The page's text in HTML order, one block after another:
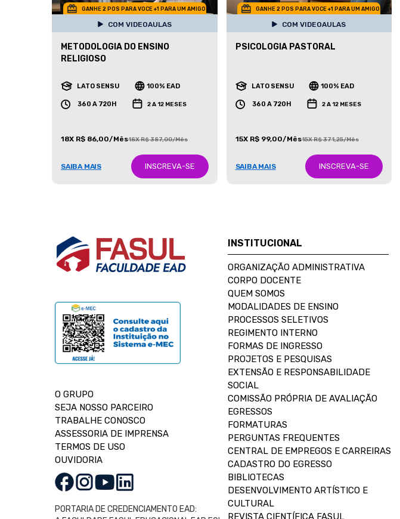
GANHE 2 POS PARA VOCE +1 PARA UM AMIGO
COM VIDEOAULAS
METODOLOGIA DO ENSINO
RELIGIOSO
LATO SENSU 100% EAD
360 A 720H 2 A 12 MESES
18X R$ 86,00/Mês18X R$ 387,00/Mês
SAIBA MAIS INSCREVA-SE
GANHE 2 POS PARA VOCE +1 PARA UM AMIGO
COM VIDEOAULAS
PSICOLOGIA PASTORAL
LATO SENSU 100% EAD
360 A 720H 2 A 12 MESES
15X R$ 99,00/Mês15X R$ 371,25/Mês
SAIBA MAIS INSCREVA-SE
O GRUPO
SEJA NOSSO PARCEIRO
TRABALHE CONOSCO
ASSESSORIA DE IMPRENSA
TERMOS DE USO
OUVIDORIA
PORTARIA DE CREDENCIAMENTO EAD:
INSTITUCIONAL
ORGANIZAÇÃO ADMINISTRATIVA
CORPO DOCENTE
QUEM SOMOS
MODALIDADES DE ENSINO
PROCESSOS SELETIVOS
REGIMENTO INTERNO
FORMAS DE INGRESSO
PROJETOS E PESQUISAS
EXTENSÃO E RESPONSABILIDADE
SOCIAL
COMISSÃO PRÓPRIA DE AVALIAÇÃO
EGRESSOS
FORMATURAS
PERGUNTAS FREQUENTES
CENTRAL DE EMPREGOS E CARREIRAS
CADASTRO DO EGRESSO
BIBLIOTECAS
DESENVOLVIMENTO ARTÍSTICO E
CULTURAL
REVISTA CIENTÍFICA FASUL